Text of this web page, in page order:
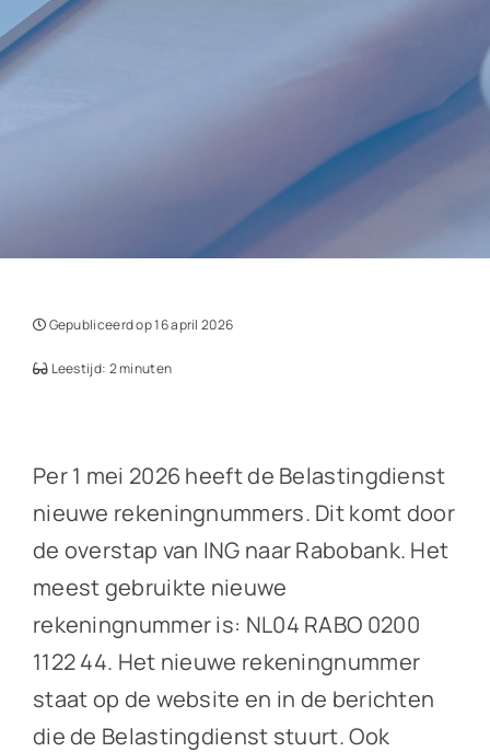
Gepubliceerd op 16 april 2026
Leestijd: 2 minuten
Per 1 mei 2026 heeft de Belastingdienst
nieuwe rekeningnummers. Dit komt door
de overstap van ING naar Rabobank. Het
meest gebruikte nieuwe
rekeningnummer is: NL04 RABO 0200
1122 44. Het nieuwe rekeningnummer
staat op de website en in de berichten
die de Belastingdienst stuurt. Ook